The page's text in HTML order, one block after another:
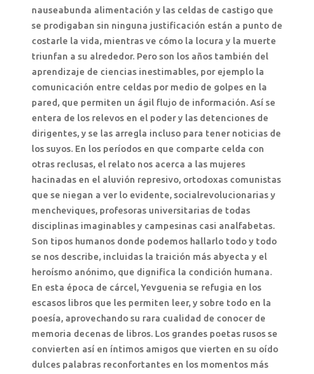
nauseabunda alimentación y las celdas de castigo que
se prodigaban sin ninguna justificación están a punto de
costarle la vida, mientras ve cómo la locura y la muerte
triunfan a su alrededor. Pero son los años también del
aprendizaje de ciencias inestimables, por ejemplo la
comunicación entre celdas por medio de golpes en la
pared, que permiten un ágil flujo de información. Así se
entera de los relevos en el poder y las detenciones de
dirigentes, y se las arregla incluso para tener noticias de
los suyos. En los períodos en que comparte celda con
otras reclusas, el relato nos acerca a las mujeres
hacinadas en el aluvión represivo, ortodoxas comunistas
que se niegan a ver lo evidente, socialrevolucionarias y
mencheviques, profesoras universitarias de todas
disciplinas imaginables y campesinas casi analfabetas.
Son tipos humanos donde podemos hallarlo todo y todo
se nos describe, incluidas la traición más abyecta y el
heroísmo anónimo, que dignifica la condición humana.
En esta época de cárcel, Yevguenia se refugia en los
escasos libros que les permiten leer, y sobre todo en la
poesía, aprovechando su rara cualidad de conocer de
memoria decenas de libros. Los grandes poetas rusos se
convierten así en íntimos amigos que vierten en su oído
dulces palabras reconfortantes en los momentos más